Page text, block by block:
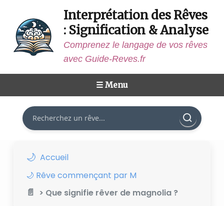
Interprétation des Rêves
: Signification & Analyse
Comprenez le langage de vos rêves
avec Guide-Reves.fr
☰ Menu
Rechercher
Accueil
🌙 Rêve commençant par M
> Que signifie rêver de magnolia ?